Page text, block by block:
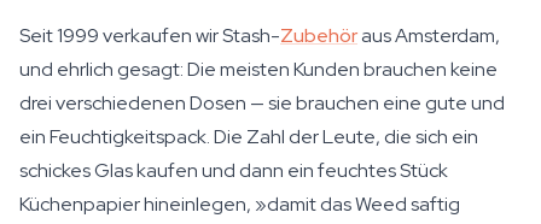
Seit 1999 verkaufen wir Stash-Zubehöraus Amsterdam,
und ehrlich gesagt: Die meisten Kunden brauchen keine
drei verschiedenen Dosen — sie brauchen eine gute und
ein Feuchtigkeitspack. Die Zahl der Leute, die sich ein
schickes Glas kaufen und dann ein feuchtes Stück
Küchenpapier hineinlegen, »damit das Weed saftig